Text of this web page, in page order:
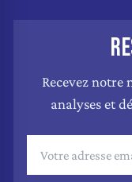
Recevez notre
analyses et